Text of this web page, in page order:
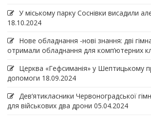
У міському парку Соснівки висадили
18.10.2024
Нове обладнання -нові знання: дві
отримали обладнання для комп’ютерних
Церква «Гефсиманія» у Шептицькому
допомоги 18.09.2024
Дев‘ятикласники Червоноградської
для військових два дрони 05.04.2024